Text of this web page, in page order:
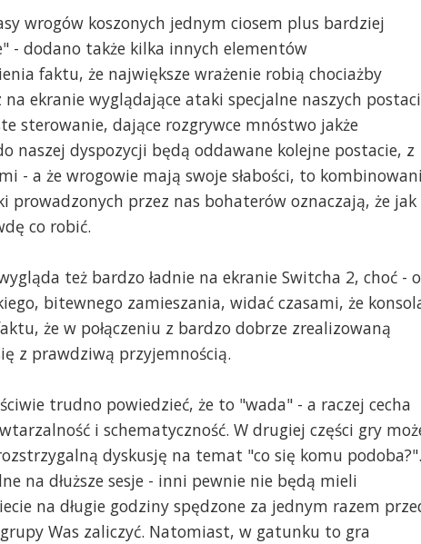
wrogów koszonych jednym ciosem plus bardziej
- dodano także kilka innych elementów
faktu, że największe wrażenie robią chociażby
ekranie wyglądające ataki specjalne naszych postaci
sterowanie, dające rozgrywce mnóstwo jakże
naszej dyspozycji będą oddawane kolejne postacie, z
- a że wrogowie mają swoje słabości, to
prowadzonych przez nas bohaterów oznaczają, że jak
co robić.
też bardzo ładnie na ekranie Switcha 2, choć - o
bitewnego zamieszania, widać czasami, że
że w połączeniu z bardzo dobrze zrealizowaną
z prawdziwą przyjemnością.
trudno powiedzieć, że to "wada" - a raczej cecha
i schematyczność. W drugiej części gry
dyskusję na temat "co się komu podoba?".
na dłuższe sesje - inni pewnie nie będą mieli
na długie godziny spędzone za jednym razem
Was zaliczyć. Natomiast, w gatunku to gra